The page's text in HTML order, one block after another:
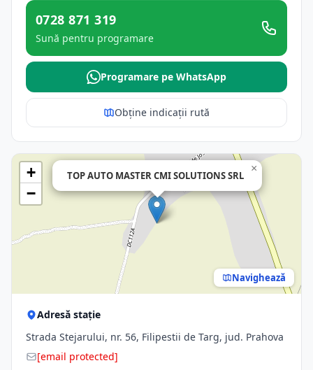
0728 871 319
Sună pentru programare
Programare pe WhatsApp
Obține indicații rută
TOP AUTO MASTER CMI SOLUTIONS SRL
×
+
−
Navighează
Adresă stație
Strada Stejarului, nr. 56, Filipestii de Targ, jud. Prahova
[email protected]